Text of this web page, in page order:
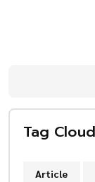
Tag Cloud
Article